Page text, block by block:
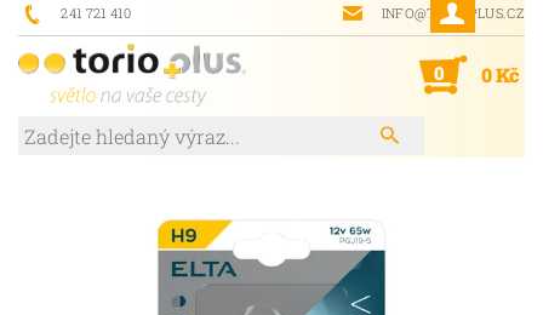
241 721 410 INFO@TORIOPLUS.CZ
0 0 Kč